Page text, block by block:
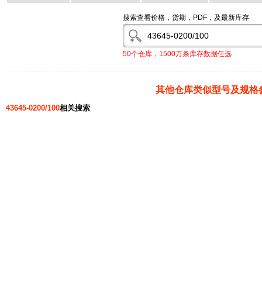
搜索查看价格，货期，PDF，及最新库存
50个仓库，1500万条库存数据任选
其他仓库类似型号及规格
43645-0200/100相关搜索